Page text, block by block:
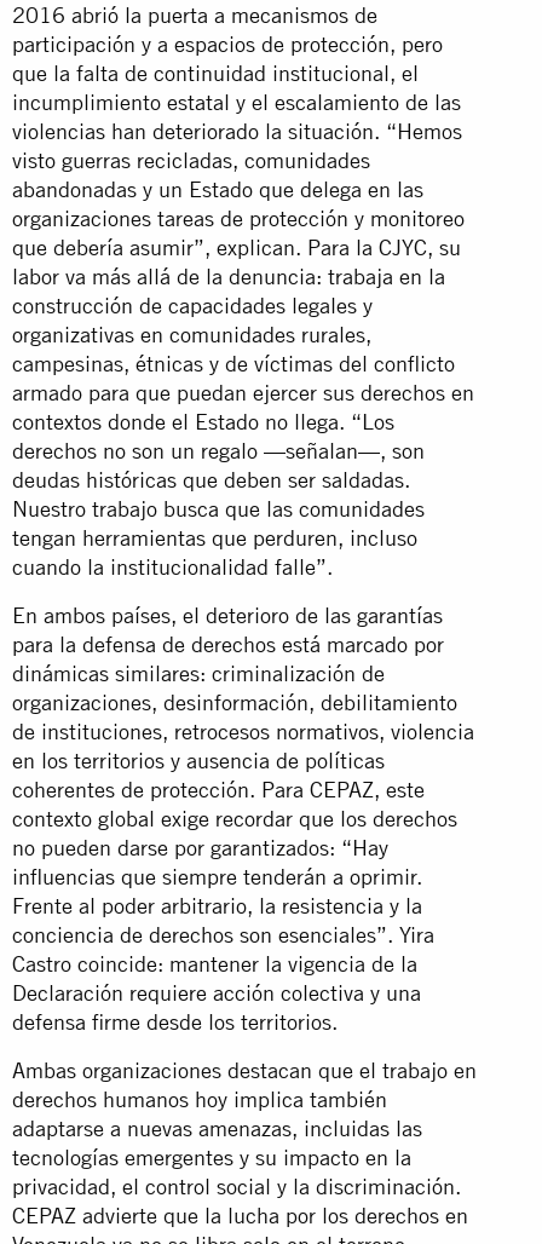
2016 abrió la puerta a mecanismos de
participación y a espacios de protección, pero
que la falta de continuidad institucional, el
incumplimiento estatal y el escalamiento de las
violencias han deteriorado la situación. “Hemos
visto guerras recicladas, comunidades
abandonadas y un Estado que delega en las
organizaciones tareas de protección y monitoreo
que debería asumir”, explican. Para la CJYC, su
labor va más allá de la denuncia: trabaja en la
construcción de capacidades legales y
organizativas en comunidades rurales,
campesinas, étnicas y de víctimas del conflicto
armado para que puedan ejercer sus derechos en
contextos donde el Estado no llega. “Los
derechos no son un regalo —señalan—, son
deudas históricas que deben ser saldadas.
Nuestro trabajo busca que las comunidades
tengan herramientas que perduren, incluso
cuando la institucionalidad falle”.
En ambos países, el deterioro de las garantías
para la defensa de derechos está marcado por
dinámicas similares: criminalización de
organizaciones, desinformación, debilitamiento
de instituciones, retrocesos normativos, violencia
en los territorios y ausencia de políticas
coherentes de protección. Para CEPAZ, este
contexto global exige recordar que los derechos
no pueden darse por garantizados: “Hay
influencias que siempre tenderán a oprimir.
Frente al poder arbitrario, la resistencia y la
conciencia de derechos son esenciales”. Yira
Castro coincide: mantener la vigencia de la
Declaración requiere acción colectiva y una
defensa firme desde los territorios.
Ambas organizaciones destacan que el trabajo en
derechos humanos hoy implica también
adaptarse a nuevas amenazas, incluidas las
tecnologías emergentes y su impacto en la
privacidad, el control social y la discriminación.
CEPAZ advierte que la lucha por los derechos en